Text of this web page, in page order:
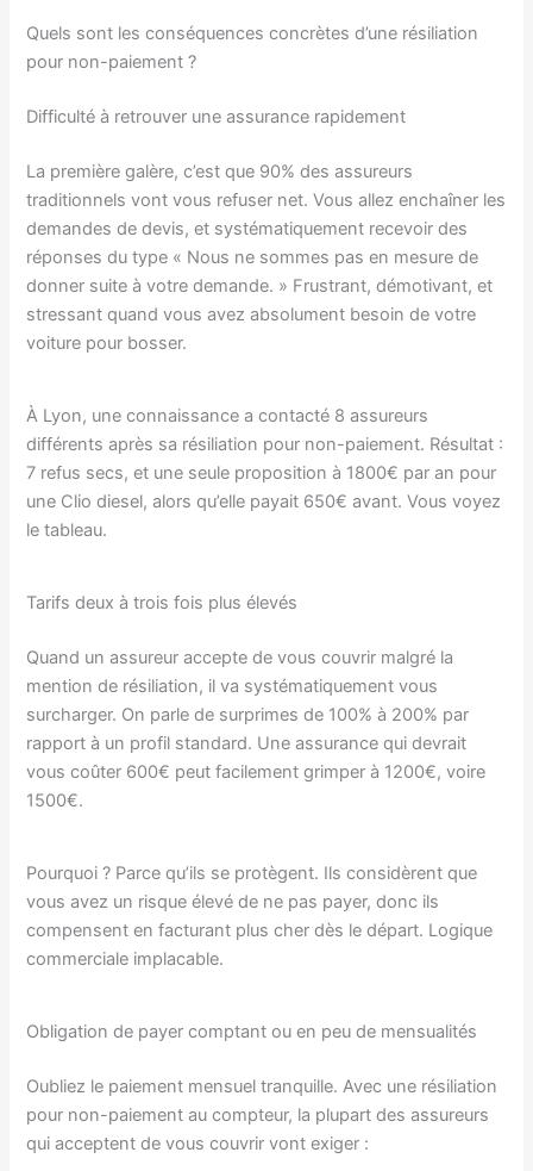
Quels sont les conséquences concrètes d’une résiliation
pour non-paiement ?
Difficulté à retrouver une assurance rapidement
La première galère, c’est que 90% des assureurs
traditionnels vont vous refuser net. Vous allez enchaîner les
demandes de devis, et systématiquement recevoir des
réponses du type « Nous ne sommes pas en mesure de
donner suite à votre demande. » Frustrant, démotivant, et
stressant quand vous avez absolument besoin de votre
voiture pour bosser.
À Lyon, une connaissance a contacté 8 assureurs
différents après sa résiliation pour non-paiement. Résultat :
7 refus secs, et une seule proposition à 1800€ par an pour
une Clio diesel, alors qu’elle payait 650€ avant. Vous voyez
le tableau.
Tarifs deux à trois fois plus élevés
Quand un assureur accepte de vous couvrir malgré la
mention de résiliation, il va systématiquement vous
surcharger. On parle de surprimes de 100% à 200% par
rapport à un profil standard. Une assurance qui devrait
vous coûter 600€ peut facilement grimper à 1200€, voire
1500€.
Pourquoi ? Parce qu’ils se protègent. Ils considèrent que
vous avez un risque élevé de ne pas payer, donc ils
compensent en facturant plus cher dès le départ. Logique
commerciale implacable.
Obligation de payer comptant ou en peu de mensualités
Oubliez le paiement mensuel tranquille. Avec une résiliation
pour non-paiement au compteur, la plupart des assureurs
qui acceptent de vous couvrir vont exiger :